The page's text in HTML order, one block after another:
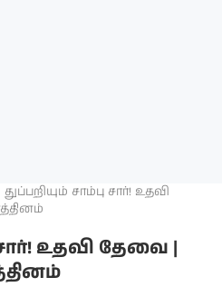
துப்பறியும் சாம்பு சார்! உதவி
சார்! உதவி தேவை |